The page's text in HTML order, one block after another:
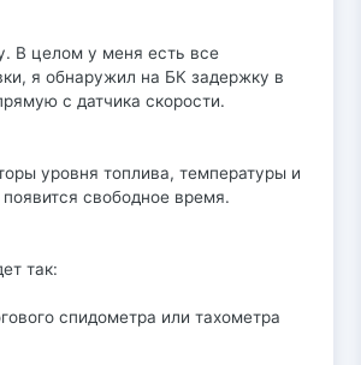
В целом у меня есть все
я обнаружил на БК задержку в
с датчика скорости.
уровня топлива, температуры и
свободное время.
так:
спидометра или тахометра